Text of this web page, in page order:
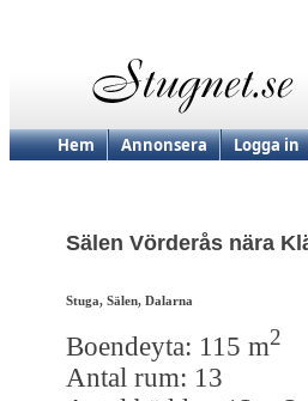
Hem Annonsera Logga in
Sälen Vörderås nära
Stuga, Sälen, Dalarna
Boendeyta: 115 m2
Antal rum: 13